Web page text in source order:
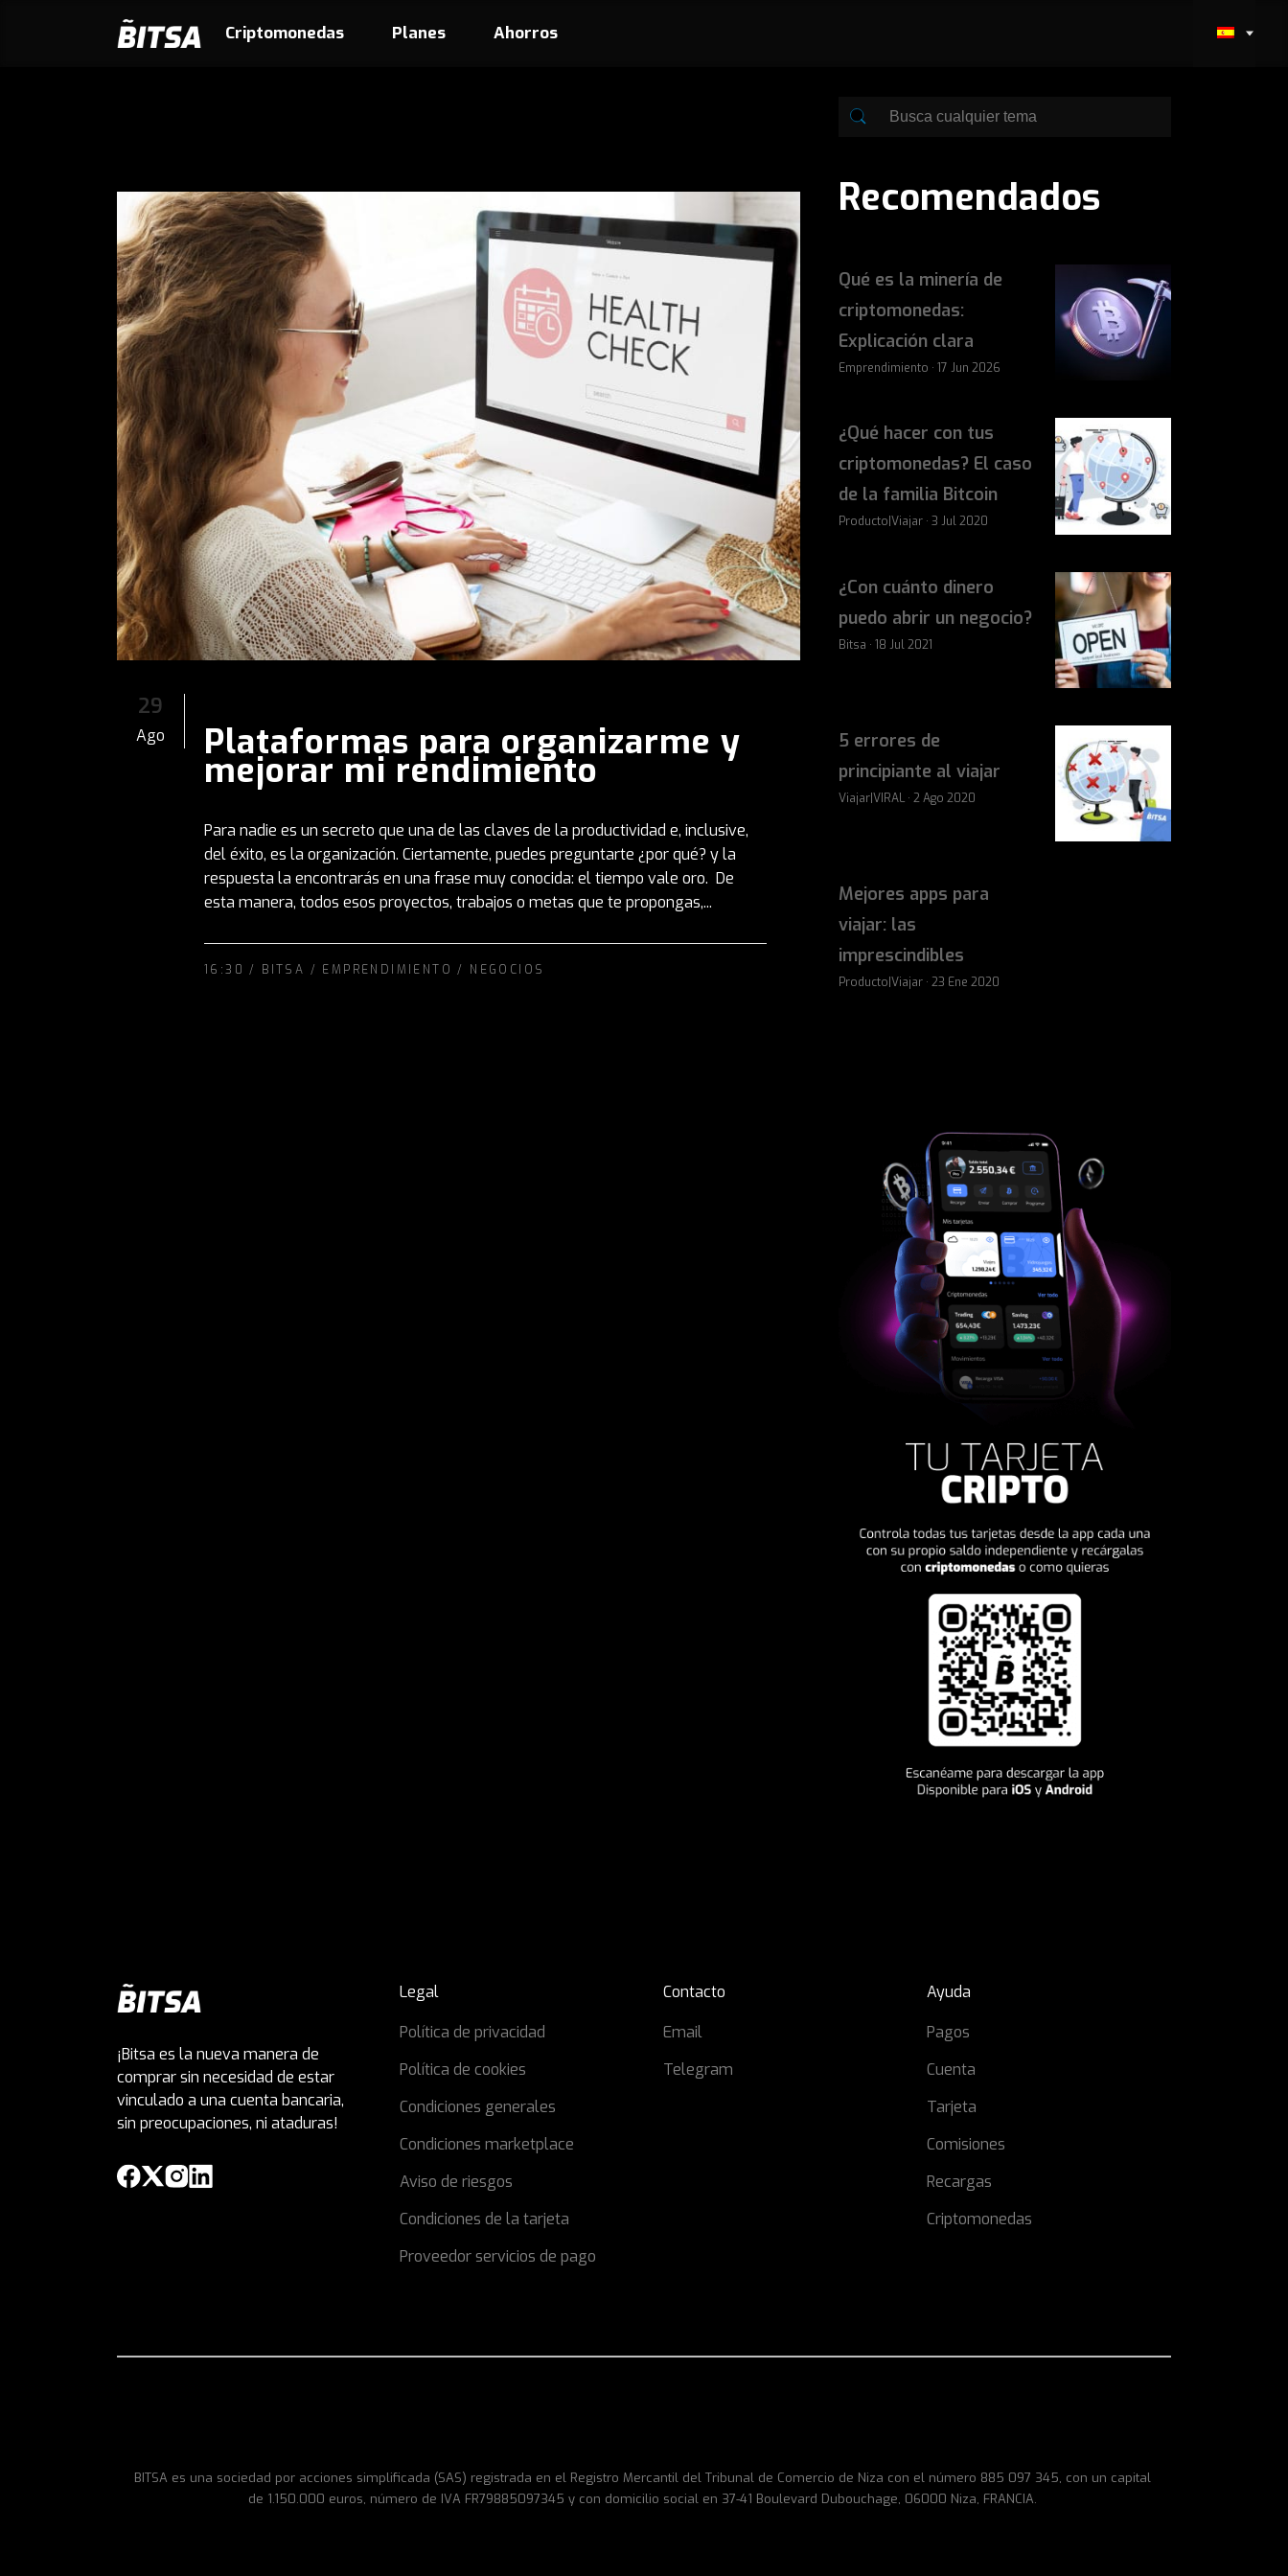
Criptomonedas Planes Ahorros
29
Ago Plataformas para organizarme y
mejorar mi rendimiento
Para nadie es un secreto que una de las claves de la productividad e, inclusive,
del éxito, es la organización. Ciertamente, puedes preguntarte ¿por qué? y la
respuesta la encontrarás en una frase muy conocida: el tiempo vale oro. De
esta manera, todos esos proyectos, trabajos o metas que te propongas,...
16:30 / BITSA / EMPRENDIMIENTO / NEGOCIOS
Recomendados
Qué es la minería de
criptomonedas:
Explicación clara
Emprendimiento · 17 Jun 2026
¿Qué hacer con tus
criptomonedas? El caso
de la familia Bitcoin
Producto|Viajar · 3 Jul 2020
¿Con cuánto dinero
puedo abrir un negocio?
Bitsa · 18 Jul 2021
5 errores de
principiante al viajar
Viajar|VIRAL · 2 Ago 2020
Mejores apps para
viajar: las
imprescindibles
Producto|Viajar · 23 Ene 2020
¡Bitsa es la nueva manera de
comprar sin necesidad de estar
vinculado a una cuenta bancaria,
sin preocupaciones, ni ataduras!
Legal
Política de privacidad
Política de cookies
Condiciones generales
Condiciones marketplace
Aviso de riesgos
Condiciones de la tarjeta
Proveedor servicios de pago
Contacto
Email
Telegram
Ayuda
Pagos
Cuenta
Tarjeta
Comisiones
Recargas
Criptomonedas
BITSA es una sociedad por acciones simplificada (SAS) registrada en el Registro Mercantil del Tribunal de Comercio de Niza con el número 885 097 345, con un capital
de 1.150.000 euros, número de IVA FR79885097345 y con domicilio social en 37-41 Boulevard Dubouchage, 06000 Niza, FRANCIA.